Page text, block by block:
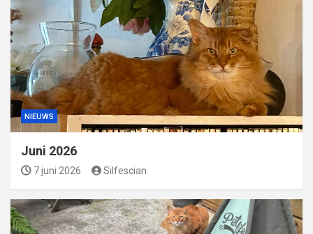
NIEUWS
Juni 2026
7 juni 2026 Silfescian